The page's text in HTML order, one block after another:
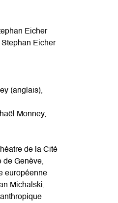
Eicher
Eicher
(anglais),
Monney,
de la Cité
de Genève,
européenne
Michalski,